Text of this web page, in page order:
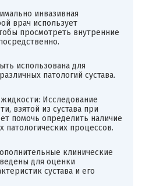
инвазивная
врач использует
просмотреть внутренние
использована для
патологий сустава.
Исследование
взятой из сустава при
помочь определить наличие
патологических процессов.
клинические
для оценки
сустава и его